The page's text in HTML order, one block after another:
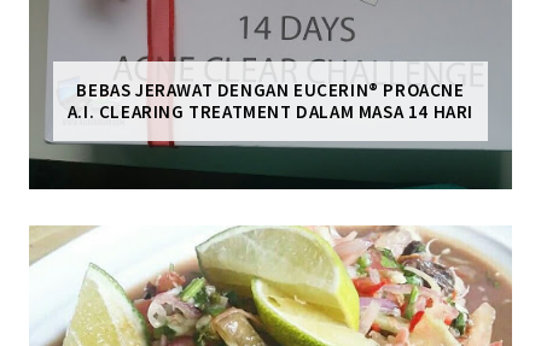
BEBAS JERAWAT DENGAN EUCERIN® PROACNE
A.I. CLEARING TREATMENT DALAM MASA 14 HARI